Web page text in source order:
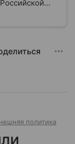
выражает
политика